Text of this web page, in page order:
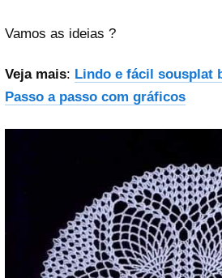
Vamos as ideias ?
Veja mais: Lindo e fácil sousplat
Passo a passo com gráficos